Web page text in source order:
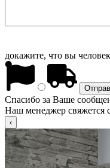
докажите, что вы
Спасибо за Ваше
Наш менеджер свяжется